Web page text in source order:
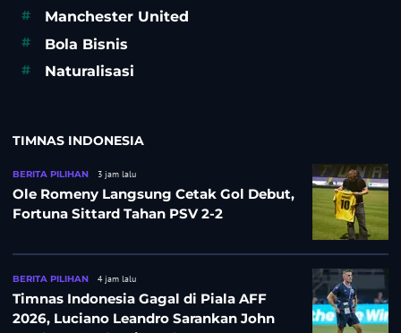
# Manchester United
# Bola Bisnis
# Naturalisasi
TIMNAS INDONESIA
BERITA PILIHAN 3 jam lalu
Ole Romeny Langsung Cetak Gol Debut,
Fortuna Sittard Tahan PSV 2-2
BERITA PILIHAN 4 jam lalu
Timnas Indonesia Gagal di Piala AFF
2026, Luciano Leandro Sarankan John